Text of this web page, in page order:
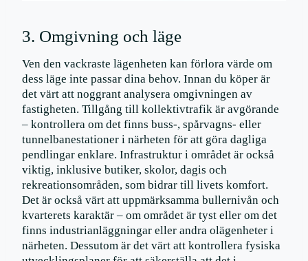
3. Omgivning och läge
Ven den vackraste lägenheten kan förlora värde om
dess läge inte passar dina behov. Innan du köper är
det värt att noggrant analysera omgivningen av
fastigheten. Tillgång till kollektivtrafik är avgörande
– kontrollera om det finns buss-, spårvagns- eller
tunnelbanestationer i närheten för att göra dagliga
pendlingar enklare. Infrastruktur i området är också
viktig, inklusive butiker, skolor, dagis och
rekreationsområden, som bidrar till livets komfort.
Det är också värt att uppmärksamma bullernivån och
kvarterets karaktär – om området är tyst eller om det
finns industrianläggningar eller andra olägenheter i
närheten. Dessutom är det värt att kontrollera fysiska